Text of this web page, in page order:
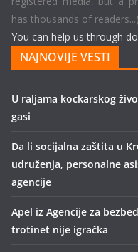
has thousands of
You can help us through
NAJNOVIJE VESTI
U raljama kockarskog
gasi
Da li socijalna zaštita u
udruženja, personalne
agencije
Apel iz Agencije za
trotinet nije igračka